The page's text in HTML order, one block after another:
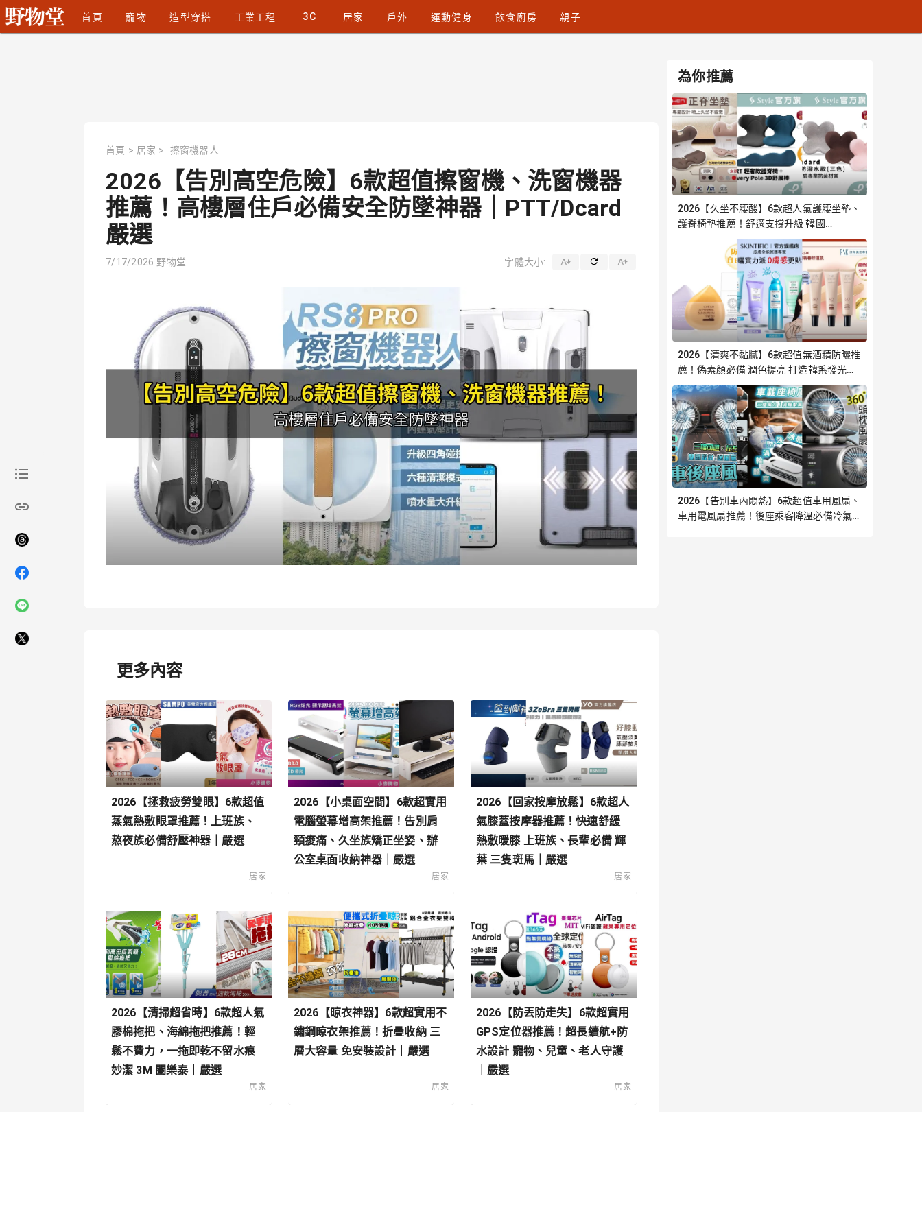
首頁 寵物 造型穿搭 工業工程 3C 居家 戶外 運動健身 飲食廚房 親子
首頁 > 居家 > 擦窗機器人
2026【告別高空危險】6款超值擦窗機、洗窗機器
推薦！高樓層住戶必備安全防墜神器｜PTT/Dcard
嚴選
7/17/2026 野物堂 字體大小:
更多內容
2026【拯救疲勞雙眼】6款超值
蒸氣熱敷眼罩推薦！上班族、
熬夜族必備舒壓神器｜嚴選
居家
2026【小桌面空間】6款超實用
電腦螢幕增高架推薦！告別肩
頸痠痛、久坐族矯正坐姿、辦
公室桌面收納神器｜嚴選
居家
2026【回家按摩放鬆】6款超人
氣膝蓋按摩器推薦！快速舒緩
熱敷暖膝 上班族、長輩必備 輝
葉 三隻斑馬｜嚴選
居家
2026【清掃超省時】6款超人氣
膠棉拖把、海綿拖把推薦！輕
鬆不費力，一拖即乾不留水痕
妙潔 3M 闔樂泰｜嚴選
居家
2026【晾衣神器】6款超實用不
鏽鋼晾衣架推薦！折疊收納 三
層大容量 免安裝設計｜嚴選
居家
2026【防丟防走失】6款超實用
GPS定位器推薦！超長續航+防
水設計 寵物、兒童、老人守護
｜嚴選
居家
為你推薦
2026【久坐不腰酸】6款超人氣護腰坐墊、
護脊椅墊推薦！舒適支撐升級 韓國
Roichen 日本Style｜嚴選
2026【清爽不黏膩】6款超值無酒精防曬推
薦！偽素顏必備 潤色提亮 打造韓系發光肌
｜嚴選
2026【告別車內悶熱】6款超值車用風扇、
車用電風扇推薦！後座乘客降溫必備冷氣循